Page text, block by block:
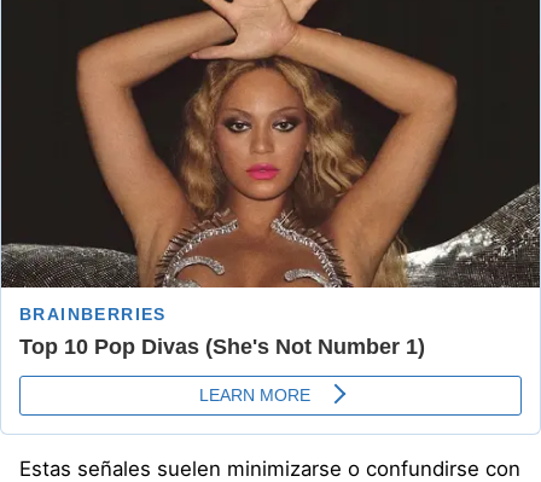
Estas señales suelen minimizarse o confundirse con